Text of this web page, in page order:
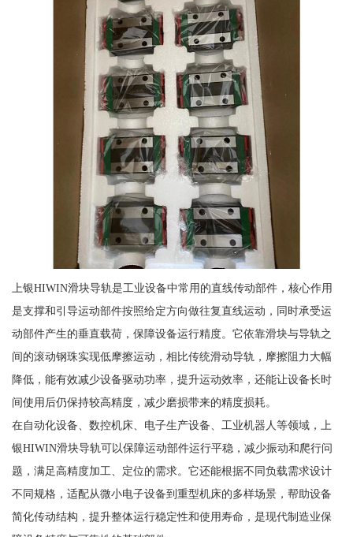
上银HIWIN滑块导轨是工业设备中常用的直线传动部件，核心作用
是支撑和引导运动部件按照给定方向做往复直线运动，同时承受运
动部件产生的垂直载荷，保障设备运行精度。它依靠滑块与导轨之
间的滚动钢珠实现低摩擦运动，相比传统滑动导轨，摩擦阻力大幅
降低，能有效减少设备驱动功率，提升运动效率，还能让设备长时
间使用后仍保持较高精度，减少磨损带来的精度损耗。
在自动化设备、数控机床、电子生产设备、工业机器人等领域，上
银HIWIN滑块导轨可以保障运动部件运行平稳，减少振动和爬行问
题，满足高精度加工、定位的需求。它还能根据不同负载需求设计
不同规格，适配从微小电子设备到重型机床的多样场景，帮助设备
简化传动结构，提升整体运行稳定性和使用寿命，是现代制造业保